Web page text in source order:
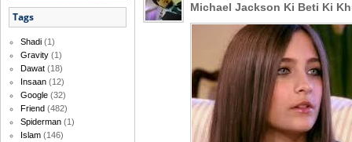
Tags
Shadi (1)
Gravity (1)
Dawat (18)
Insaan (12)
Google (32)
Friend (482)
Spiderman (1)
Islam (146)
Michael Jackson Ki Beti Ki